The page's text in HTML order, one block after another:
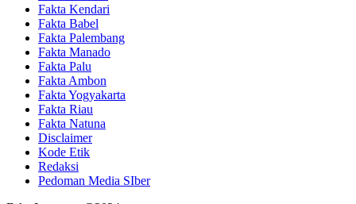
Fakta Kendari
Fakta Babel
Fakta Palembang
Fakta Manado
Fakta Palu
Fakta Ambon
Fakta Yogyakarta
Fakta Riau
Fakta Natuna
Disclaimer
Kode Etik
Redaksi
Pedoman Media SIber